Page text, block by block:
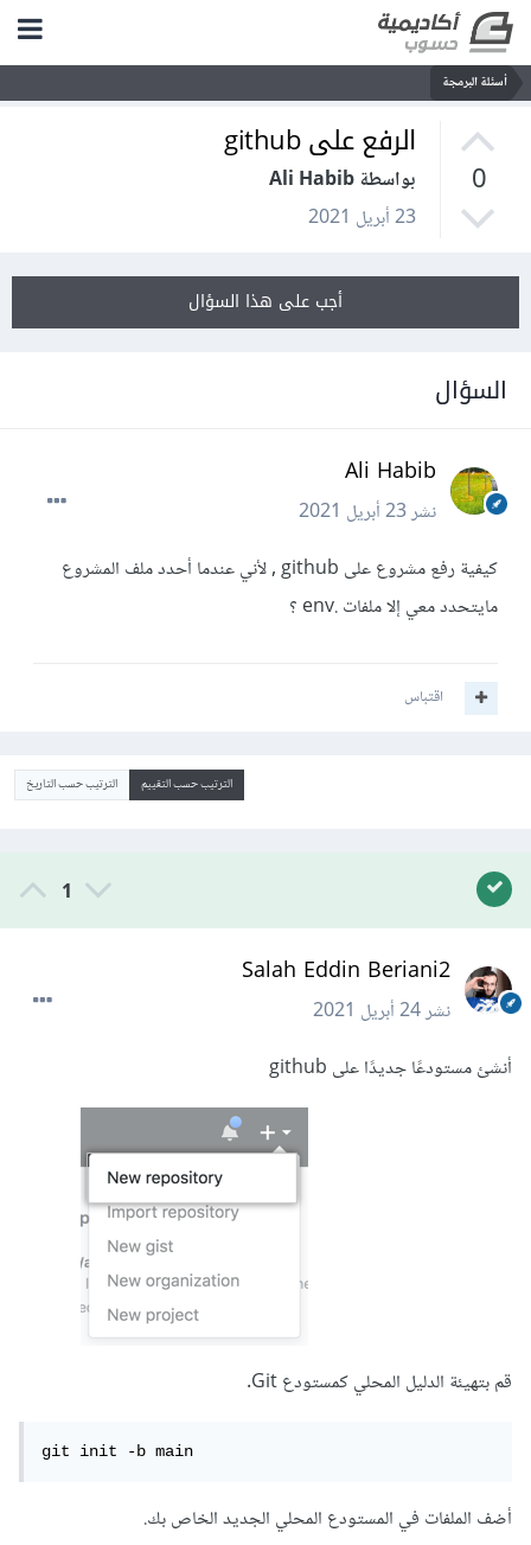
أسئلة البرمجة
0
الرفع على github
بواسطة Ali Habib
23 أبريل 2021
أجب على هذا السؤال
السؤال
Ali Habib
نشر23 أبريل 2021
كيفية رفع مشروع على github , لأني عندما أحدد ملف المشروع
مايتحدد معي إلا ملفات .env ؟
اقتباس
الترتيب حسب التقييم الترتيب حسب التاريخ
1
Salah Eddin Beriani2
نشر24 أبريل 2021
أنشئ مستودعًا جديدًا على github
قم بتهيئة الدليل المحلي كمستودع Git.
git init -b main
أضف الملفات في المستودع المحلي الجديد الخاص بك.